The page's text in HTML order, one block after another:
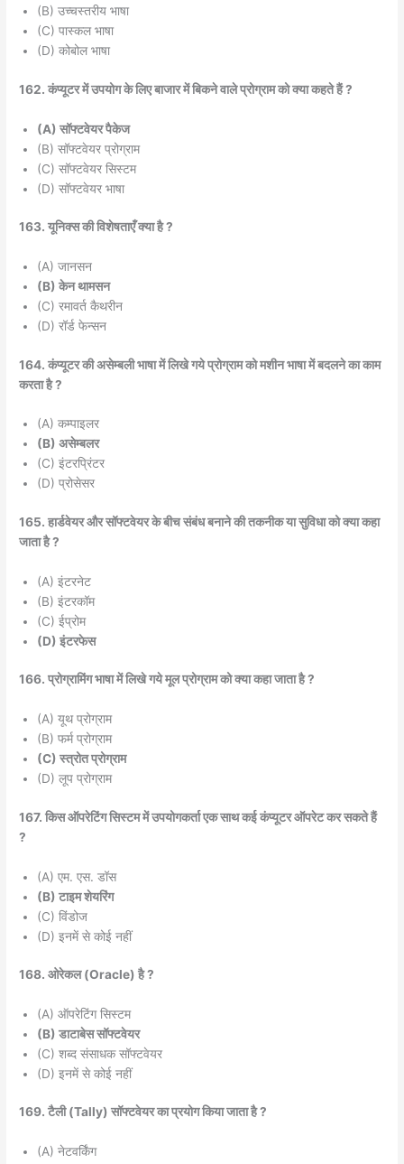
(B) उच्चस्तरीय भाषा
(C) पास्कल भाषा
(D) कोबोल भाषा
162. कंप्यूटर में उपयोग के लिए बाजार में बिकने वाले प्रोग्राम को क्या कहते हैं ?
(A) सॉफ्टवेयर पैकेज
(B) सॉफ्टवेयर प्रोग्राम
(C) सॉफ्टवेयर सिस्टम
(D) सॉफ्टवेयर भाषा
163. यूनिक्स की विशेषताएँ क्या है ?
(A) जानसन
(B) केन थामसन
(C) रमावर्त कैथरीन
(D) रॉर्ड फेन्सन
164. कंप्यूटर की असेम्बली भाषा में लिखे गये प्रोग्राम को मशीन भाषा में बदलने का काम
करता है ?
(A) कम्पाइलर
(B) असेम्बलर
(C) इंटरप्रिंटर
(D) प्रोसेसर
165. हार्डवेयर और सॉफ्टवेयर के बीच संबंध बनाने की तकनीक या सुविधा को क्या कहा
जाता है ?
(A) इंटरनेट
(B) इंटरकॉम
(C) ईप्रोम
(D) इंटरफेस
166. प्रोग्रामिंग भाषा में लिखे गये मूल प्रोग्राम को क्या कहा जाता है ?
(A) यूथ प्रोग्राम
(B) फर्म प्रोग्राम
(C) स्त्रोत प्रोग्राम
(D) लूप प्रोग्राम
167. किस ऑपरेटिंग सिस्टम में उपयोगकर्ता एक साथ कई कंप्यूटर ऑपरेट कर सकते हैं
?
(A) एम. एस. डॉस
(B) टाइम शेयरिंग
(C) विंडोज
(D) इनमें से कोई नहीं
168. ओरेकल (Oracle) है ?
(A) ऑपरेटिंग सिस्टम
(B) डाटाबेस सॉफ्टवेयर
(C) शब्द संसाधक सॉफ्टवेयर
(D) इनमें से कोई नहीं
169. टैली (Tally) सॉफ्टवेयर का प्रयोग किया जाता है ?
(A) नेटवर्किंग